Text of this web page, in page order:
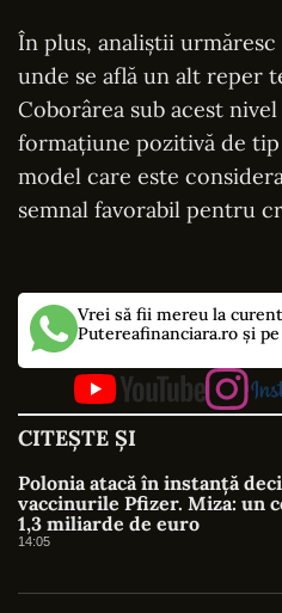
În plus, analiștii urmăresc
unde se află un alt reper
Coborârea sub acest
formațiune pozitivă de tip
model care este
semnal favorabil pentru
Vrei să fii mereu la
Putereafinanciara.ro și
CITEȘTE ȘI
Polonia atacă în instanță
vaccinurile Pfizer. Miza: un
1,3 miliarde de euro
14:05